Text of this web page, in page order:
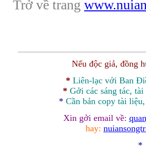
Trở về trang
Nếu độc giả, đồng
* Liên-lạc với Ban
* Gởi các sáng tác,
* Cần bản copy tài
Xin gởi email về:
hay:
*